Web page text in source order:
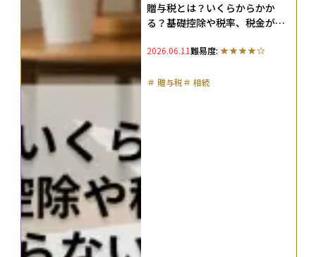
贈与税とは？いくらからかか
る？基礎控除や税率、税金がか
版）
2026.06.11難易度:
＃ 贈与税＃ 相続